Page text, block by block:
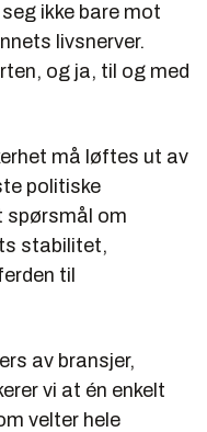
ikke bare mot
livsnerver.
og ja, til og med
må løftes ut av
politiske
spørsmål om
stabilitet,
til
av bransjer,
vi at én enkelt
velter hele